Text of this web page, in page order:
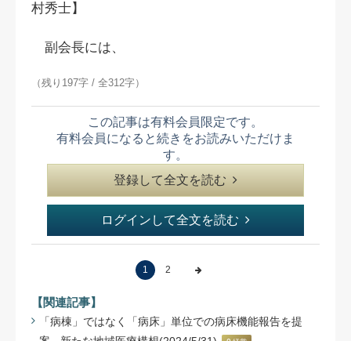
村秀士】
副会長には、
（残り197字 / 全312字）
この記事は有料会員限定です。
有料会員になると続きをお読みいただけま
す。
登録して全文を読む
ログインして全文を読む
1 2
【関連記事】
「病棟」ではなく「病床」単位での病床機能報告を提